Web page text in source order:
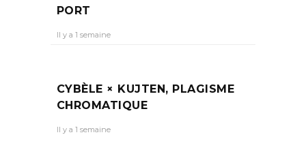
PORT
Il y a 1 semaine
CYBÈLE × KUJTEN, PLAGISME
CHROMATIQUE
Il y a 1 semaine